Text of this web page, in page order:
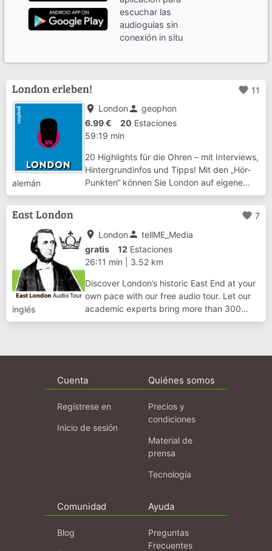
escuchar las
audioguías sin
conexión in situ
London erleben! favorite 11
alemán
place London person geophon
6.99 €
20 Estaciones
59:19 min
20 Highlights für die Ohren – mit Interviews,
Hintergrundinfos und Tipps! Mit den „Hör-
Punkten“ können Sie London auf eigene
Faust entdecken. Die einzelnen Beiträge
sind in sich abgeschlossen und stellen die
jeweilige Sehenswürdigkeit oder das Sta...
East London favorite 7
inglés
place London person tellME_Media
gratis
12 Estaciones
26:11 min
3.52 km
Discover London’s historic East End at your
own pace with our free audio tour. Let our
academic experts bring more than 300
years of east London’s fascinating past to
Cuenta
Regístrese en
Inicio de sesión
Quiénes somos
Precios y
condiciones
Material de
prensa
Tecnología
Comunidad
Blog
Ayuda
Preguntas
Frecuentes